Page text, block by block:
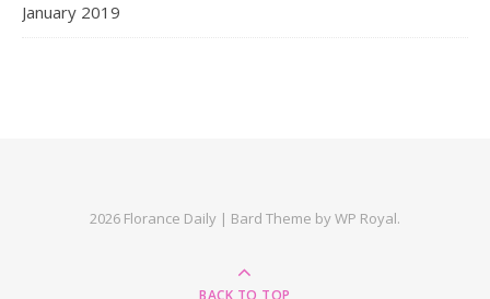
January 2019
2026 Florance Daily | Bard Theme byWP Royal.